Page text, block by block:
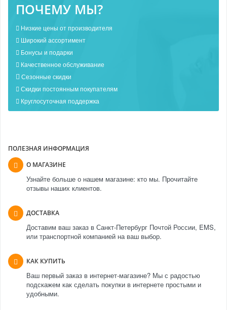
ПОЧЕМУ МЫ?
Низкие цены от производителя
Широкий ассортимент
Бонусы и подарки
Качественное обслуживание
Сезонные скидки
Скидки постоянным покупателям
Круглосуточная поддержка
ПОЛЕЗНАЯ ИНФОРМАЦИЯ
О МАГАЗИНЕ
Узнайте больше о нашем магазине: кто мы. Прочитайте
отзывы наших клиентов.
ДОСТАВКА
Доставим ваш заказ в Санкт-Петербург Почтой России, EMS,
или транспортной компанией на ваш выбор.
КАК КУПИТЬ
Ваш первый заказ в интернет-магазине? Мы с радостью
подскажем как сделать покупки в интернете простыми и
удобными.